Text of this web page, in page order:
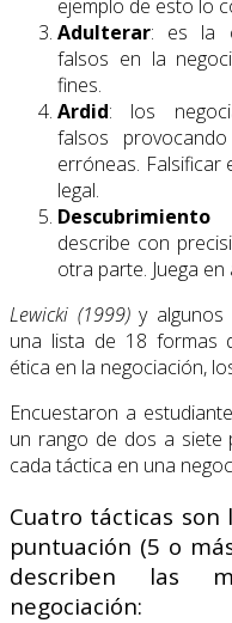
ejemplo de esto lo
Adulterar: es la
falsos en la
fines.
Ardid: los
falsos
erróneas.
legal.
Descubrimiento
describe con
otra parte. Juega
Lewicki (1999)y algunos
una lista de 18 formas
ética en la negociación,
Encuestaron a
un rango de dos a siete
cada táctica en una
Cuatro tácticas
puntuación (5 o
describen las
negociación: